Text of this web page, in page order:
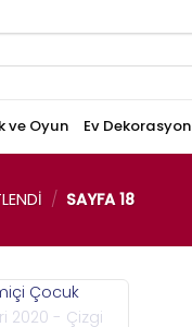
ve Oyun Ev Dekorasyon
/ SAYFA 18